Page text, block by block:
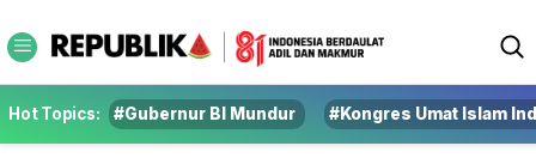
Hot Topics: #Gubernur BI Mundur #Kongres Umat Islam